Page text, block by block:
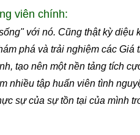
viên chính:
với nó. Cũng thật kỳ diệu
phá và trải nghiệm các Giá
tạo nên một nền tảng tích
nhiều tập huấn viên tình
sự của sự tồn tại của mình